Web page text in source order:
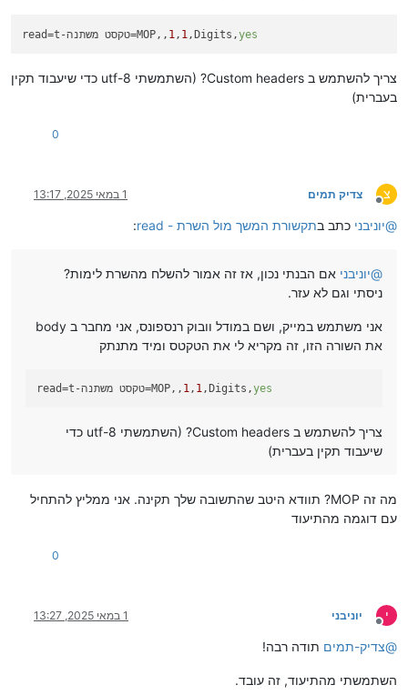
read =t-טקסט משתנה=MOP,, 1 , 1 ,Digits,yes
צריך להשתמש ב Custom headers? (השתמשתי utf-8 כדי שיעבוד תקין
בעברית)
0
צ
מנותק
צדיק תמים 1 במאי 2025, 13:17
@יוניבני כתב בתקשורת המשך מול השרת - read :
@יוניבני אם הבנתי נכון, אז זה אמור להשלח מהשרת לימות?
ניסתי וגם לא עזר.
אני משתמש במייק, ושם במודל וובוק רנספונס, אני מחבר ב body
את השורה הזו, זה מקריא לי את הטקטס ומיד מתנתק
read =t-טקסט משתנה=MOP,, 1, 1,Digits,yes
צריך להשתמש ב Custom headers? (השתמשתי utf-8 כדי
שיעבוד תקין בעברית)
מה זה MOP? תוודא היטב שהתשובה שלך תקינה. אני ממליץ להתחיל
עם דוגמה מהתיעוד
0
י
מנותק
יוניבני 1 במאי 2025, 13:27
@צדיק-תמים תודה רבה!
השתמשתי מהתיעוד, זה עובד.